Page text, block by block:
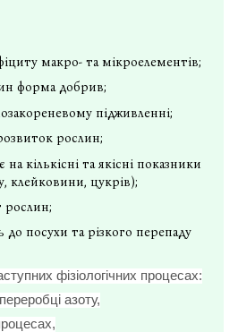
макро- та мікроелементів;
форма добрив;
підживленні;
рослин;
кількісні та якісні показники
клейковини, цукрів);
рослин;
до посухи та різкого перепаду
фізіологічних процесах:
азоту,